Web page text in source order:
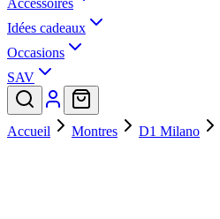
Accessoires
Idées cadeaux
Occasions
SAV
Accueil Montres D1 Milano